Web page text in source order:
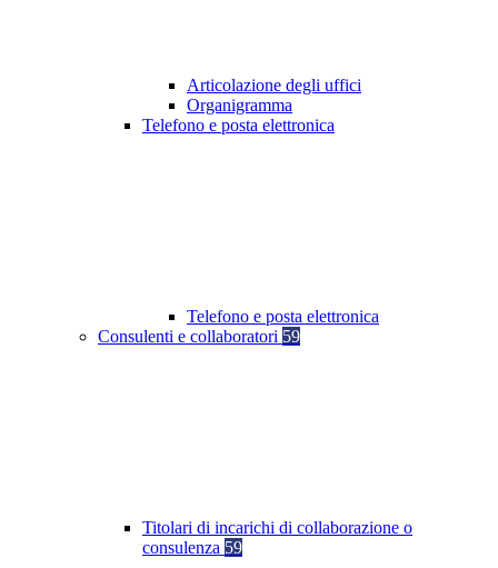
Articolazione degli uffici
Organigramma
Telefono e posta elettronica
Telefono e posta elettronica
Consulenti e collaboratori 59
Titolari di incarichi di collaborazione o
consulenza 59